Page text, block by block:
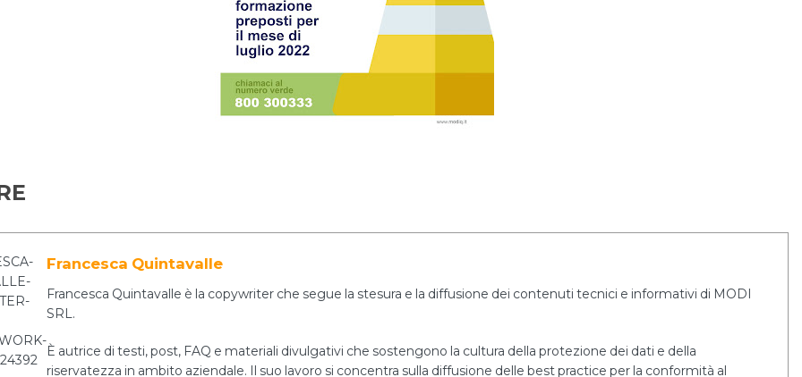
Francesca Quintavalle
Francesca Quintavalle è la copywriter che segue la stesura e la diffusione dei contenuti tecnici e informativi di MODI
SRL.
È autrice di testi, post, FAQ e materiali divulgativi che sostengono la cultura della protezione dei dati e della
riservatezza in ambito aziendale. Il suo lavoro si concentra sulla diffusione delle best practice per la conformità al